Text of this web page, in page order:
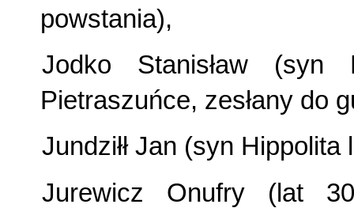
powstania),
Jodko Stanisław
Pietraszuńce, zesłany do
Jundziłł Jan (syn
Jurewicz Onufry (lat